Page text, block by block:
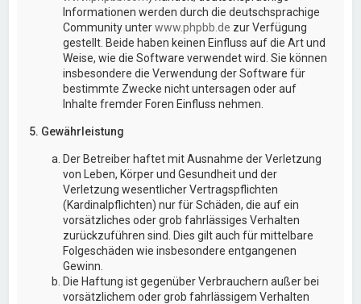
Informationen werden durch die deutschsprachige
Community unterwww.phpbb.de zur Verfügung
gestellt. Beide haben keinen Einfluss auf die Art und
Weise, wie die Software verwendet wird. Sie können
insbesondere die Verwendung der Software für
bestimmte Zwecke nicht untersagen oder auf
Inhalte fremder Foren Einfluss nehmen.
5. Gewährleistung
Der Betreiber haftet mit Ausnahme der Verletzung
von Leben, Körper und Gesundheit und der
Verletzung wesentlicher Vertragspflichten
(Kardinalpflichten) nur für Schäden, die auf ein
vorsätzliches oder grob fahrlässiges Verhalten
zurückzuführen sind. Dies gilt auch für mittelbare
Folgeschäden wie insbesondere entgangenen
Gewinn.
Die Haftung ist gegenüber Verbrauchern außer bei
vorsätzlichem oder grob fahrlässigem Verhalten